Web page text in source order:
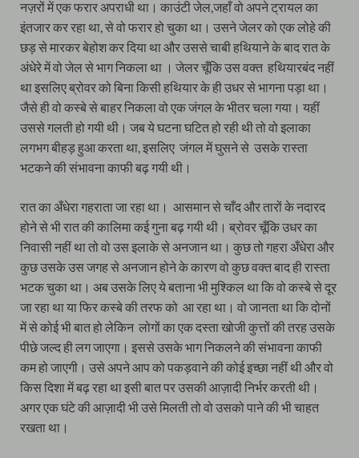
नज़रों में एक फरार अपराधी था। काउंटी जेल,जहाँ वो अपने ट्रायल का
इंतजार कर रहा था, से वो फरार हो चुका था। उसने जेलर को एक लोहे की
छड़ से मारकर बेहोश कर दिया था और उससे चाबी हथियाने के बाद रात के
अंधेरे में वो जेल से भाग निकला था । जेलर चूँकि उस वक्त हथियारबंद नहीं
था इसलिए ब्रोवर को बिना किसी हथियार के ही उधर से भागना पड़ा था।
जैसे ही वो कस्बे से बाहर निकला वो एक जंगल के भीतर चला गया। यहीं
उससे गलती हो गयी थी। जब ये घटना घटित हो रही थी तो वो इलाका
लगभग बीहड़ हुआ करता था, इसलिए जंगल में घुसने से उसके रास्ता
भटकने की संभावना काफी बढ़ गयी थी।
रात का अँधेरा गहराता जा रहा था। आसमान से चाँद और तारों के नदारद
होने से भी रात की कालिमा कई गुना बढ़ गयी थी। ब्रोवर चूँकि उधर का
निवासी नहीं था तो वो उस इलाके से अनजान था। कुछ तो गहरा अँधेरा और
कुछ उसके उस जगह से अनजान होने के कारण वो कुछ वक्त बाद ही रास्ता
भटक चुका था। अब उसके लिए ये बताना भी मुश्किल था कि वो कस्बे से दूर
जा रहा था या फिर कस्बे की तरफ को आ रहा था। वो जानता था कि दोनों
में से कोई भी बात हो लेकिन लोगों का एक दस्ता खोजी कुत्तों की तरह उसके
पीछे जल्द ही लग जाएगा। इससे उसके भाग निकलने की संभावना काफी
कम हो जाएगी। उसे अपने आप को पकड़वाने की कोई इच्छा नहीं थी और वो
किस दिशा में बढ़ रहा था इसी बात पर उसकी आज़ादी निर्भर करती थी।
अगर एक घंटे की आज़ादी भी उसे मिलती तो वो उसको पाने की भी चाहत
रखता था।